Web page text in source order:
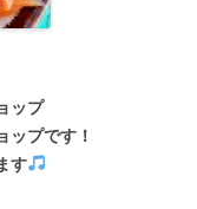
ップ
ップです！
す